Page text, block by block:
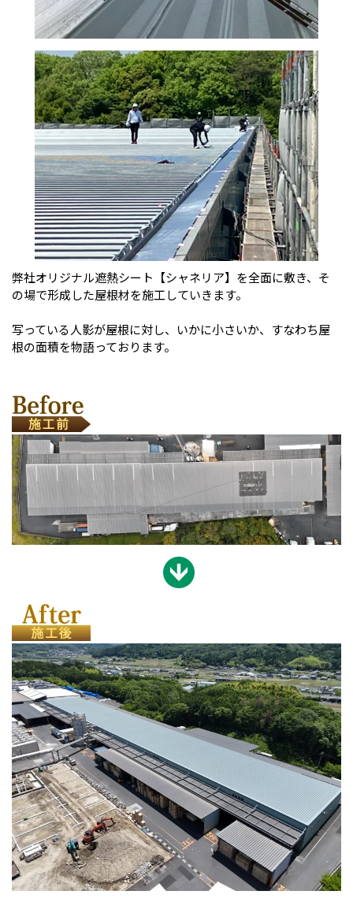
弊社オリジナル遮熱シート【シャネリア】を全面に敷き、そ
の場で形成した屋根材を施工していきます。
写っている人影が屋根に対し、いかに小さいか、すなわち屋
根の面積を物語っております。